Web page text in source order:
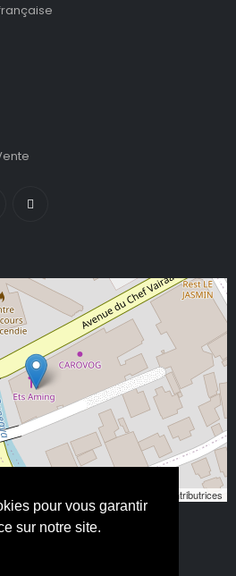
pour vous garantir
sur notre site.
contributeurs/contributrices